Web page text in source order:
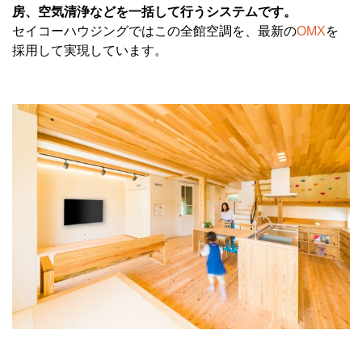
房、空気清浄などを一括して行うシステムです。
セイコーハウジングではこの全館空調を、最新のOMXを
採用して実現しています。